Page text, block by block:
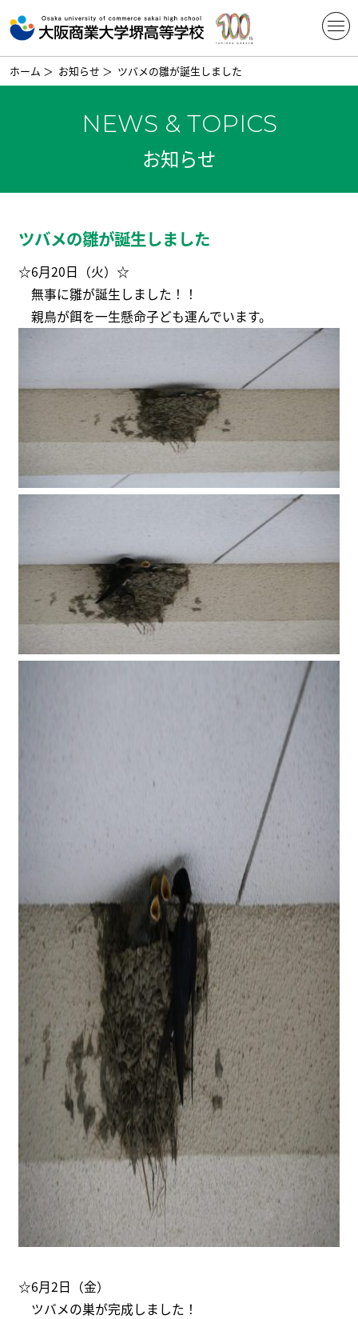
ホーム ＞ お知らせ ＞ ツバメの雛が誕生しました
NEWS & TOPICS
お知らせ
ツバメの雛が誕生しました
☆6月20日（火）☆
無事に雛が誕生しました！！
親鳥が餌を一生懸命子ども運んでいます。
☆6月2日（金）
ツバメの巣が完成しました！